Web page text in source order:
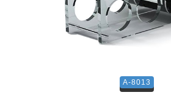
A-8013